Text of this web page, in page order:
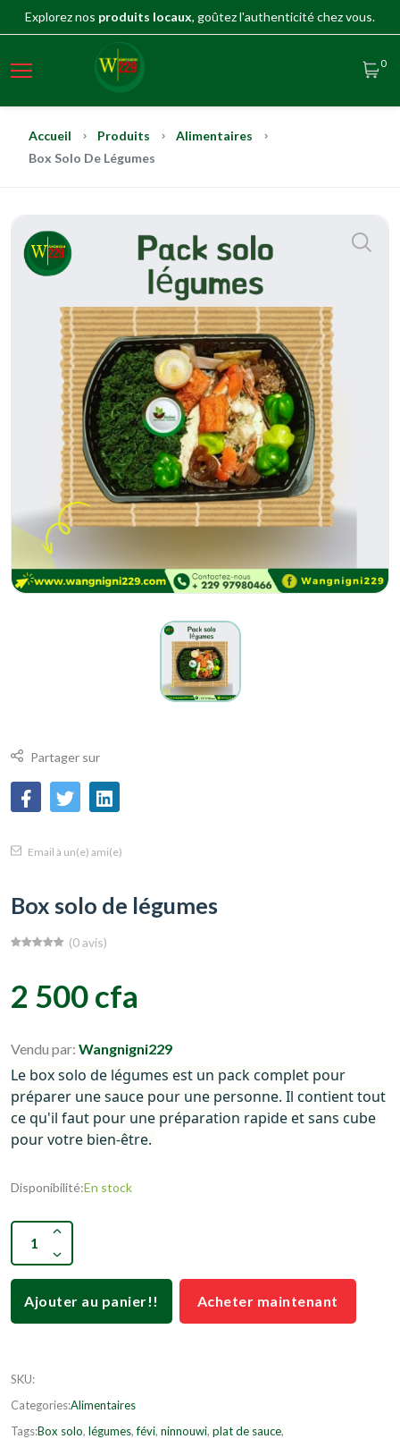
Explorez nos produits locaux, goûtez l'authenticité chez vous.
0
Accueil Produits
Alimentaires
Box Solo De Légumes
Partager sur
Email à un(e) ami(e)
Box solo de légumes
(0 avis)
2 500 cfa
Vendu par: Wangnigni229
Le box solo de légumes est un pack complet pour
préparer une sauce pour une personne. Il contient tout
ce qu'il faut pour une préparation rapide et sans cube
pour votre bien-être.
Disponibilité:En stock
Ajouter au panier!! Acheter maintenant
SKU:
Categories:Alimentaires
Tags:Box solo, légumes,févi, ninnouwi, plat de sauce,